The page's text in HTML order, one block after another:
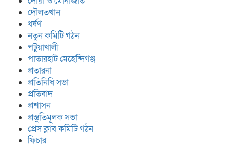
দৌলতখান
ধর্ষণ
নতুন কমিটি গঠন
পটুয়াখালী
পাতারহাট মেহেন্দিগঞ্জ
প্রতারনা
প্রতিনিধি সভা
প্রতিবাদ
প্রশাসন
প্রস্তুতিমূলক সভা
প্রেস ক্লাব কমিটি গঠন
ফিচার